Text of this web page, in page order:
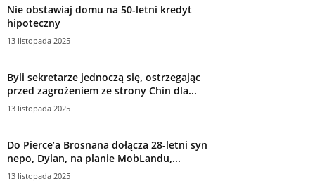
Nie obstawiaj domu na 50-letni kredyt
hipoteczny
13 listopada 2025
Byli sekretarze jednoczą się, ostrzegając
przed zagrożeniem ze strony Chin dla...
13 listopada 2025
Do Pierce’a Brosnana dołącza 28-letni syn
nepo, Dylan, na planie MobLandu,...
13 listopada 2025